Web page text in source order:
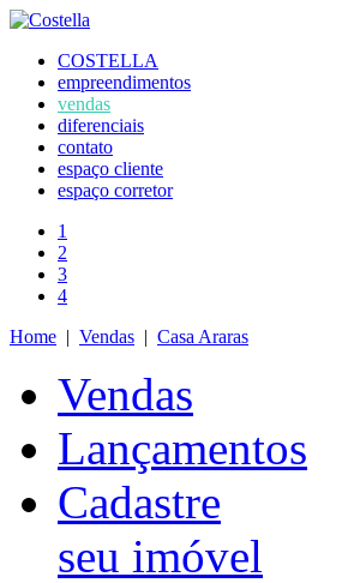
COSTELLA
empreendimentos
vendas
diferenciais
contato
espaço cliente
espaço corretor
1
2
3
4
Home | Vendas | Casa Araras
Vendas
Lançamentos
Cadastre
seu imóvel